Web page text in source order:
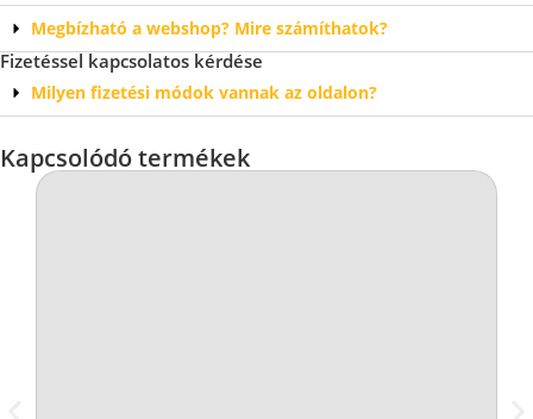
Megbízható a webshop? Mire számíthatok?
Fizetéssel kapcsolatos kérdése
Milyen fizetési módok vannak az oldalon?
Kapcsolódó termékek